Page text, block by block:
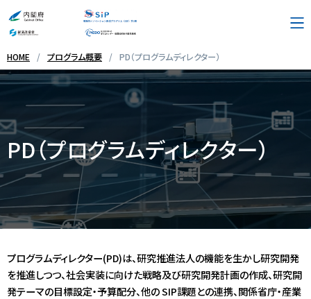
採択テーマ・実施体制
お問い合わせ先
リンク集
English
HOME プログラム概要 PD（プログラムディレクター）
PD（プログラムディレクター）
プログラムディレクター(PD)は、研究推進法人の機能を生かし研究開発
を推進しつつ、社会実装に向けた戦略及び研究開発計画の作成、研究開
発テーマの目標設定・予算配分、他の SIP課題との連携、関係省庁・産業